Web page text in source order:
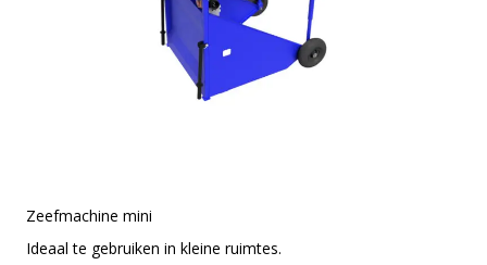
Zeefmachine mini
Ideaal te gebruiken in kleine ruimtes.